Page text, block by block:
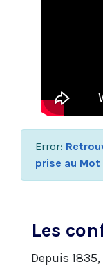
Error:
prise au
Les
Depuis